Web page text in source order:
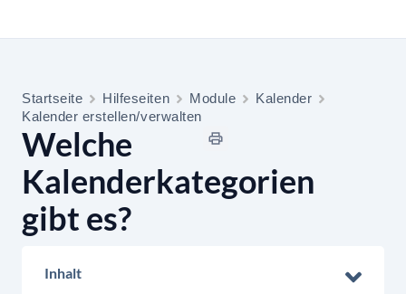
Startseite Hilfeseiten Module
Kalender
Kalender erstellen/verwalten
Welche
Kalenderkategorien
gibt es?
Inhalt